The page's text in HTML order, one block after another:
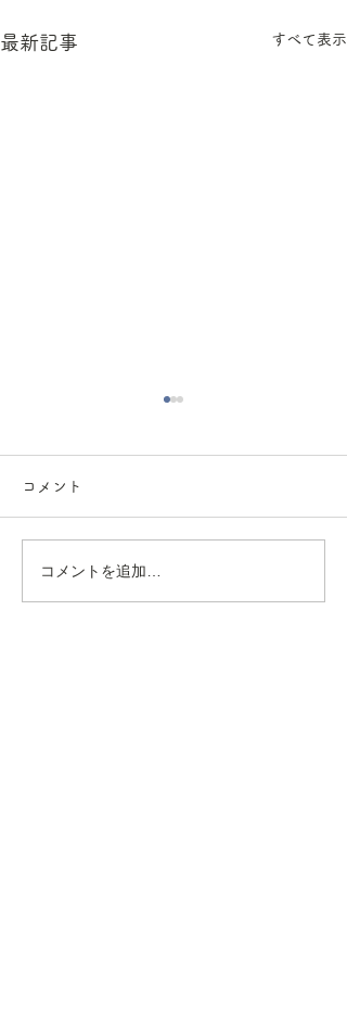
最新記事 すべて表示
せ
16:30以降 女性獣医師不在
となります。 獣医師１名で
コメント
コメントを追加…